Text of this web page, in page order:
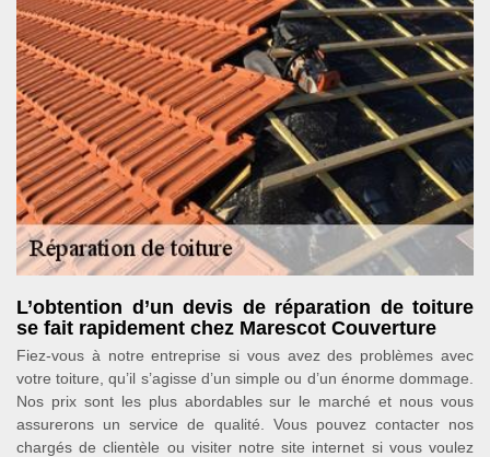
L’obtention d’un devis de réparation de toiture
se fait rapidement chez Marescot Couverture
Fiez-vous à notre entreprise si vous avez des problèmes avec
votre toiture, qu’il s’agisse d’un simple ou d’un énorme dommage.
Nos prix sont les plus abordables sur le marché et nous vous
assurerons un service de qualité. Vous pouvez contacter nos
chargés de clientèle ou visiter notre site internet si vous voulez